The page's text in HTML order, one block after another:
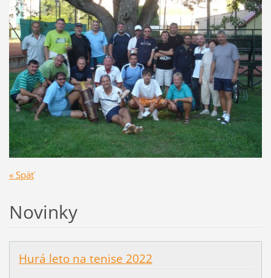
« Späť
Novinky
Hurá leto na tenise 2022